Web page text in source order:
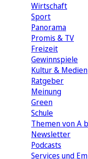
Wirtschaft
Sport
Panorama
Promis & TV
Freizeit
Gewinnspiele
Kultur & Medien
Ratgeber
Meinung
Green
Schule
Themen von A
Newsletter
Podcasts
Services und